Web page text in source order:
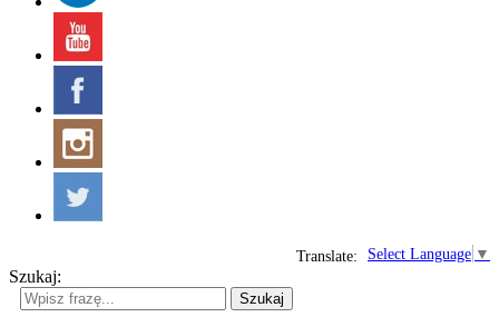
Select Language ▼
Translate:
Szukaj:
Szukaj